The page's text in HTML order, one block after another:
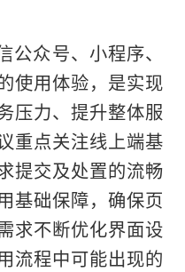
公众号、小程序、
使用体验，是实现
压力、提升整体服
重点关注线上端基
提交及处置的流畅
基础保障，确保页
求不断优化界面设
流程中可能出现的